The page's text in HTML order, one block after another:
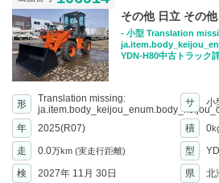
その他 日立 その
- 小型 Translation
YDN-H80中古トラック
形
Translation missing:
サ 小
年 2025(R07) 積 0
走 0.0万km (実走行距離) 型
検
2027年 11月 30日 県 北